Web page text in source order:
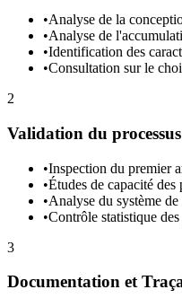
•Analyse de la
•Analyse de
•Identification des
•Consultation sur le
2
Validation du processus
•Inspection du premier
•Études de capacité des
•Analyse du système
•Contrôle statistique
3
Documentation et